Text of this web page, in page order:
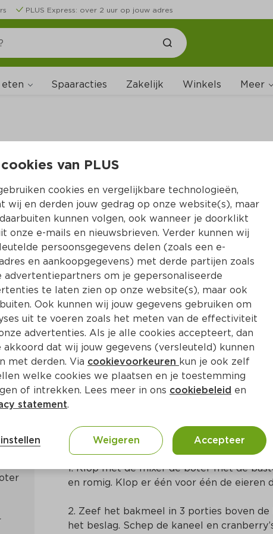
PLUS Express: over 2 uur op jouw adres
eten Spaaracties Zakelijk Winkels Meer
Belgisch
Bereidingswijze
1. Klop met de mixer de boter met de
en romig. Klop er één voor één de eieren
2. Zeef het bakmeel in 3 porties boven
het beslag. Schep de kaneel en
van PLUS
cookies en vergelijkbare technologieën,
wij en derden jouw gedrag op onze website(s), maar
kunnen volgen, ook wanneer je doorklikt
onze e-mails en nieuwsbrieven. Verder kunnen wij
persoonsgegevens delen (zoals een e-
en aankoopgegevens) met derde partijen zoals
advertentiepartners om je gepersonaliseerde
te laten zien op onze website(s), maar ook
Ook kunnen wij jouw gegevens gebruiken om
uit te voeren zoals het meten van de effectiviteit
advertenties. Als je alle cookies accepteert, dan
akkoord dat wij jouw gegevens (versleuteld) kunnen
met derden. Via cookievoorkeuren kun je ook zelf
welke cookies we plaatsen en je toestemming
of intrekken. Lees meer in ons cookiebeleid en
statement.
Weigeren Accepteer